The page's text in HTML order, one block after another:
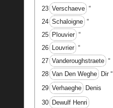
23 Verschaeve “
24 Schaloigne “
25
Plouvier “
26
Louvrier “
27 Vanderoughstraete “
28 Van Den Weghe Dir “
29 Verhaeghe Denis
30
Dewulf Henri